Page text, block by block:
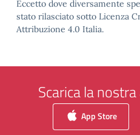
Eccetto dove diversamente
stato rilasciato sotto Licenza
Attribuzione 4.0 Italia.
Scarica la
App Store